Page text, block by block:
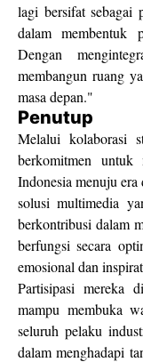
lagi bersifat sebagai
dalam membentuk
Dengan
membangun ruang
masa depan."
Penutup
Melalui kolaborasi
berkomitmen
Indonesia menuju
solusi multimedia
berkontribusi dalam
berfungsi secara
emosional dan
Partisipasi mereka
mampu membuka
seluruh pelaku
dalam menghadapi